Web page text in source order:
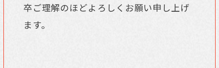
卒ご理解のほどよろしくお願い申し上げ
ます。